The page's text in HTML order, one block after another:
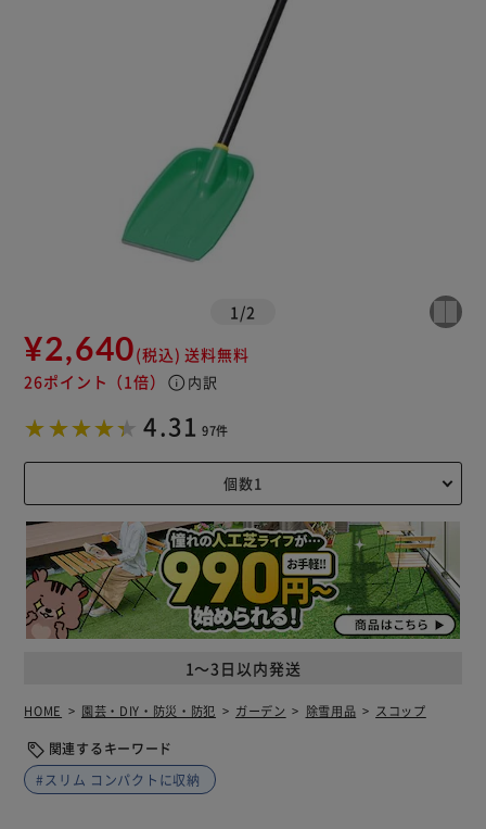
1 /2
¥2,640(税込) 送料無料
26ポイント （1倍） info 内訳
4.31 97件
1～3日以内発送
HOME 園芸・DIY・防災・防犯 ガーデン 除雪用品 スコップ
関連するキーワード
#スリム コンパクトに収納